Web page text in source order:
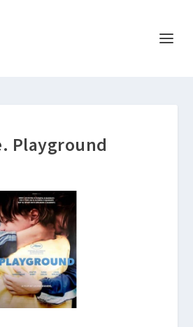
Playground